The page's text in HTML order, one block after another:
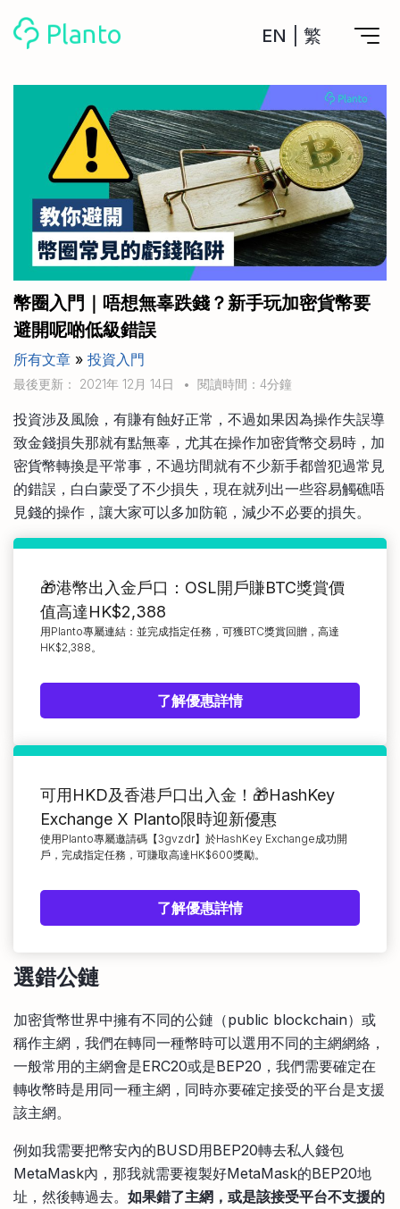
EN 繁
Planto功能
計劃買樓
計劃買樓第一步
全功能記賬
管理及分析所有戶口
管理MPF戶口
一次過管理所有強積金戶口
申請清卡數/私人貸款
CreFIT x Planto推廣優惠
私人貸款
年利率/APR/年息比較
投資戶口 (美股)
比較最抵美股投資戶口
投資戶口 (港股)
比較最抵港股投資戶口
投資加密貨幣
比較最抵Crypto交易所
月供股票計劃
比較最抵月供計劃戶口
比較定存利率
信用卡
比較各種最優惠信用卡
關於我們
Academy
Marketplace
其他網站
手機App與理財資訊
商業解決方案
幣圈入門｜唔想無辜跌錢？新手玩加密貨幣要
避開呢啲低級錯誤
所有文章 » 投資入門
最後更新： 2021年 12月 14日 • 閱讀時間：4分鐘
投資涉及風險，有賺有蝕好正常，不過如果因為操作失誤導
致金錢損失那就有點無辜，尤其在操作加密貨幣交易時，加
密貨幣轉換是平常事，不過坊間就有不少新手都曾犯過常見
的錯誤，白白蒙受了不少損失，現在就列出一些容易觸礁唔
見錢的操作，讓大家可以多加防範，減少不必要的損失。
🎁港幣出入金戶口：OSL開戶賺BTC獎賞價
值高達HK$2,388
用Planto專屬連結：並完成指定任務，可獲BTC獎賞回贈，高達
HK$2,388。
了解優惠詳情
可用HKD及香港戶口出入金！🎁HashKey
Exchange X Planto限時迎新優惠
使用Planto專屬邀請碼【3gvzdr】於HashKey Exchange成功開
戶，完成指定任務，可賺取高達HK$600獎勵。
了解優惠詳情
選錯公鏈
加密貨幣世界中擁有不同的公鏈（public blockchain）或
稱作主網，我們在轉同一種幣時可以選用不同的主網網絡，
一般常用的主網會是ERC20或是BEP20，我們需要確定在
轉收幣時是用同一種主網，同時亦要確定接受的平台是支援
該主網。
例如我需要把幣安內的BUSD用BEP20轉去私人錢包
MetaMask內，那我就需要複製好MetaMask的BEP20地
址，然後轉過去。 如果錯了主網，或是該接受平台不支援的